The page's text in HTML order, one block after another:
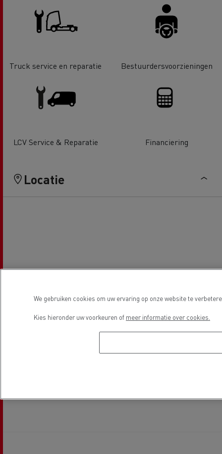
Truck service en reparatie Bestuurdersvoorzieningen
LCV Service & Reparatie Financiering
Locatie
We gebruiken cookies om uw ervaring op onze website te
Kies hieronder uw voorkeuren of meer informatie over cookies.